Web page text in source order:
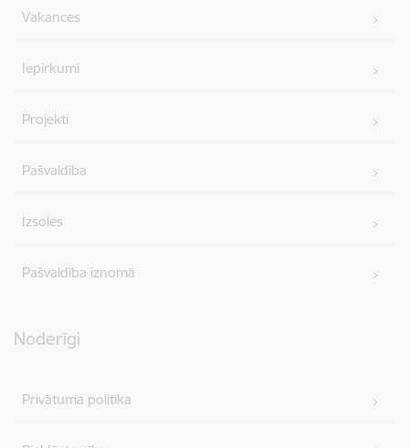
Vakances
Iepirkumi
Projekti
Pašvaldība
Izsoles
Pašvaldība iznomā
Noderīgi
Privātuma politika